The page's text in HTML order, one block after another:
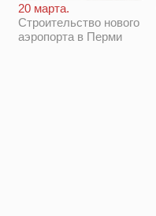
20 марта.
Строительство нового
аэропорта в Перми